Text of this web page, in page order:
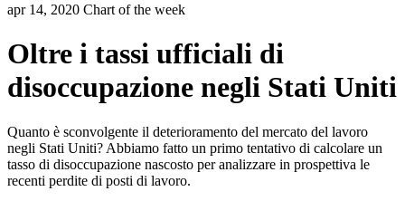
apr 14, 2020 Chart of the week
Oltre i tassi ufficiali di
disoccupazione negli Stati Uniti
Quanto è sconvolgente il deterioramento del mercato del lavoro
negli Stati Uniti? Abbiamo fatto un primo tentativo di calcolare un
tasso di disoccupazione nascosto per analizzare in prospettiva le
recenti perdite di posti di lavoro.